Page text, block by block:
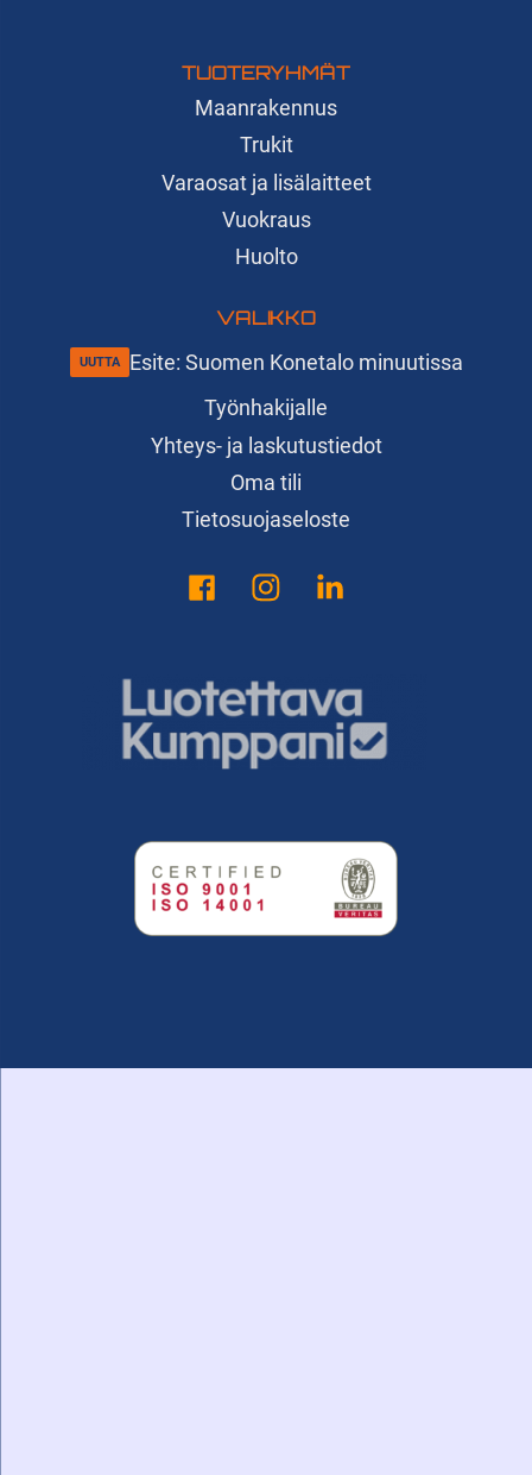
TUOTERYHMÄT
Maanrakennus
Trukit
Varaosat ja lisälaitteet
Vuokraus
Huolto
VALIKKO
Esite: Suomen Konetalo minuutissa
Työnhakijalle
Yhteys- ja laskutustiedot
Oma tili
Tietosuojaseloste